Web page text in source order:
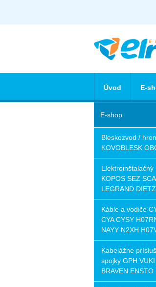
E-shop
Bleskozvod /
KOVOBLESK
Elektroinštalačný
KOPOS SEZ
LEGRAND
Káble a vodiče
CYA CYSY
NAYY N2XH
Kabelážne
spojky GPH
BRAVEN ENSTO
Úvod E-